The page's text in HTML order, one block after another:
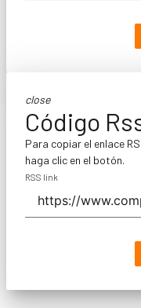
close
Código
Para copiar el enlace
haga clic en el botón.
RSS link